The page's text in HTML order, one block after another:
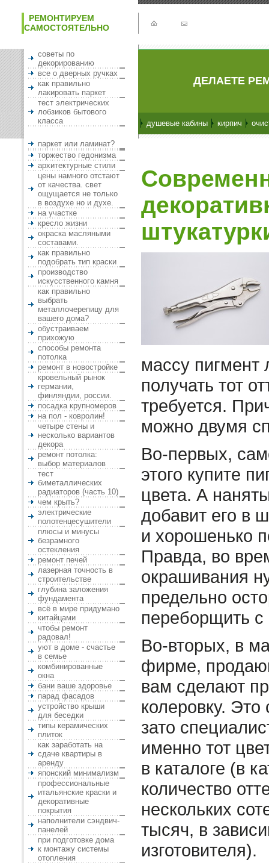
РЕМОНТИРУЕМ
САМОСТОЯТЕЛЬНО
советы по
декорированию
все о дверных ручках
как правильно
лакировать паркет
тест электрических
лобзиков бытового
класса
ДЕЛАЕТЕ
душевые кабины кирпич
паркет или ламинат?
торжество гедонизма
архитектурные стили
цены намного отстают
от качества. свет
ощущается не только
в воздухе но и духе.
на участке
кресло жизни
окраска масляными
составами.
как правильно
подобрать тип краски
производство
искусственного камня
как правильно
выбрать
металлочерепицу для
вашего дома?
обустраиваем
прихожую
способы ремонта
потолка
ремонт в новостройке
кровельный рынок
германии,
финляндии, россии.
посадка крупномеров
на пол - ковролин!
четыре стены и
несколько вариантов
декора
ремонт потолка:
выбор материалов
тест
биметаллических
радиаторов (часть 10)
чем крыть?
электрические
полотенцесушители
плюсы и минусы
безрамного
остекления
ремонт печей
лазерная точность в
строительстве
глубина заложения
фундамента
всё в мире придумано
китайцами
чтобы ремонт
радовал!
уют в доме - счастье
в семье
комбинированные
окна
бани ваше здоровье
парад фасадов
устройство крыши
для беседки
типы керамических
плиток
как заработать на
сдаче квартиры в
аренду
японский минимализм
профессиональные
итальянские краски и
декоративные
покрытия
наполнители сэндвич-
панелей
при подготовке дома
к монтажу системы
отопления
массу пигмент
получать тот
требуется.
можно двумя
Во-первых,
этого купите
цвета. А
добавит его в
и хорошенько
Правда, во
окрашивания
предельно
переборщить с
Во-вторых, в
фирме,
вам сделают
колеровку.
зато
именно тот
в каталоге (в
количество
нескольких
тысяч, в
изготовителя).